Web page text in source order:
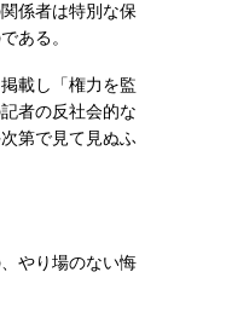
係者は特別な保
ある。
載し「権力を監
者の反社会的な
第で見て見ぬふ
やり場のない悔